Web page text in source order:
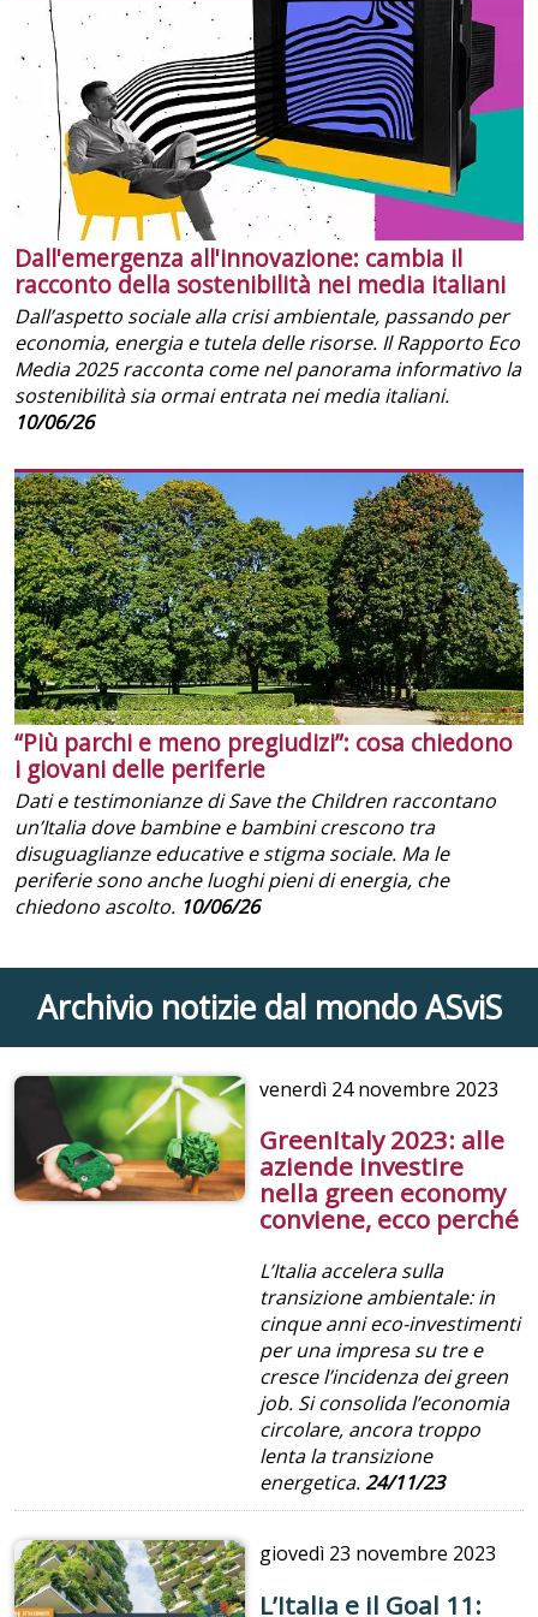
Dall'emergenza all'innovazione: cambia il
racconto della sostenibilità nei media italiani
Dall’aspetto sociale alla crisi ambientale, passando per
economia, energia e tutela delle risorse. Il Rapporto Eco
Media 2025 racconta come nel panorama informativo la
sostenibilità sia ormai entrata nei media italiani.
10/06/26
“Più parchi e meno pregiudizi”: cosa chiedono
i giovani delle periferie
Dati e testimonianze di Save the Children raccontano
un’Italia dove bambine e bambini crescono tra
disuguaglianze educative e stigma sociale. Ma le
periferie sono anche luoghi pieni di energia, che
chiedono ascolto. 10/06/26
Archivio notizie dal mondo ASviS
venerdì 24 novembre 2023
GreenItaly 2023: alle
aziende investire
nella green economy
conviene, ecco perché
L’Italia accelera sulla
transizione ambientale: in
cinque anni eco-investimenti
per una impresa su tre e
cresce l’incidenza dei green
job. Si consolida l’economia
circolare, ancora troppo
lenta la transizione
energetica.24/11/23
giovedì 23 novembre 2023
L’Italia e il Goal 11: